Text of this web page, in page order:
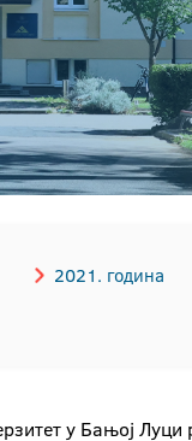
2021. година
у Бањој Луци